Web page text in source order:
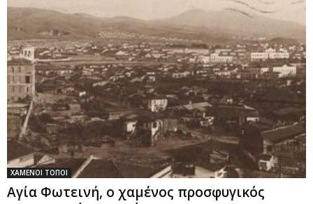
ΧΑΜΕΝΟΙ ΤΟΠΟΙ
Αγία Φωτεινή, ο χαμένος προσφυγικός